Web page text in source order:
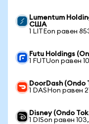
Lumentum
США
1 LITEon равен
Futu Holdings
1 FUTUon равен
DoorDash
1 DASHon равен
Disney (Ondo
1 DISon равен